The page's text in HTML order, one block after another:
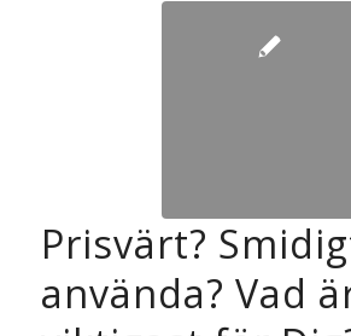
Prisvärt?
använda? Vad